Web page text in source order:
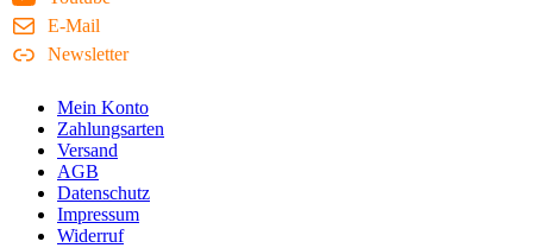
E-Mail
Newsletter
Mein Konto
Zahlungsarten
Versand
AGB
Datenschutz
Impressum
Widerruf